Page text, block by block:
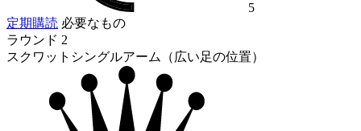
5
定期購読 必要なもの
ラウンド 2
スクワットシングルアーム（広い足の位置）